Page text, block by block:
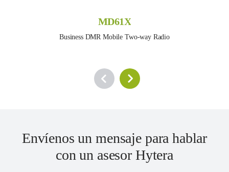
MD61X
Business DMR Mobile Two-way Radio
Envíenos un mensaje para hablar
con un asesor Hytera